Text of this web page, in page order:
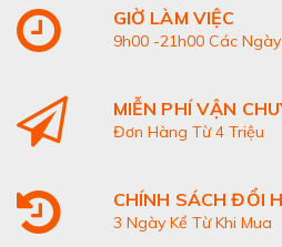
GIỜ LÀM VIỆC
9h00 -21h00 Các
MIỄN PHÍ VẬN
Đơn Hàng Từ 4 Triệu
CHÍNH SÁCH ĐỔI
3 Ngày Kể Từ Khi Mua